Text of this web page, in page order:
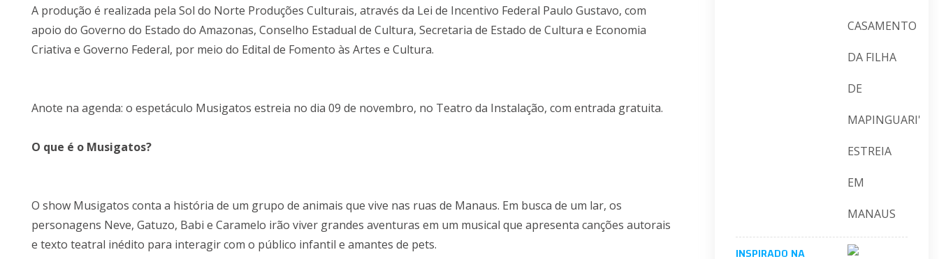
A produção é realizada pela Sol do Norte Produções Culturais, através da Lei de Incentivo Federal Paulo Gustavo, com
apoio do Governo do Estado do Amazonas, Conselho Estadual de Cultura, Secretaria de Estado de Cultura e Economia
Criativa e Governo Federal, por meio do Edital de Fomento às Artes e Cultura.
Anote na agenda: o espetáculo Musigatos estreia no dia 09 de novembro, no Teatro da Instalação, com entrada gratuita.
O que é o Musigatos?
O show Musigatos conta a história de um grupo de animais que vive nas ruas de Manaus. Em busca de um lar, os
personagens Neve, Gatuzo, Babi e Caramelo irão viver grandes aventuras em um musical que apresenta canções autorais
e texto teatral inédito para interagir com o público infantil e amantes de pets.
INSPIRADO NA